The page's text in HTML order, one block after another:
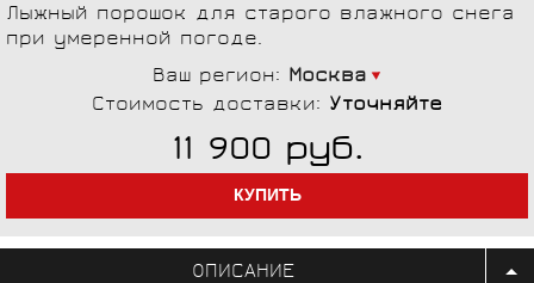
Лыжный порошок для старого влажного снега
при умеренной погоде.
Ваш регион: Москва
Стоимость доставки: Уточняйте
11 900 руб.
ОПИСАНИЕ